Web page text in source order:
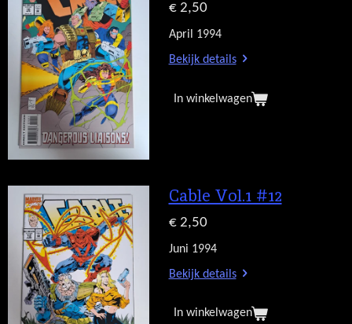
€ 2,50
April 1994
Bekijk details
In winkelwagen
Cable Vol.1 #12
€ 2,50
Juni 1994
Bekijk details
In winkelwagen